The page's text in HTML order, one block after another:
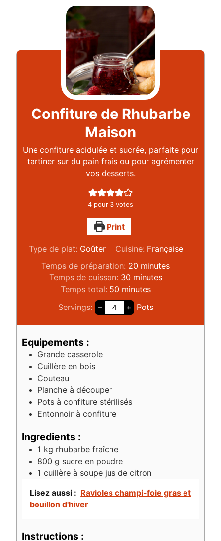
Confiture de Rhubarbe
Maison
Une confiture acidulée et sucrée, parfaite pour
tartiner sur du pain frais ou pour agrémenter
vos desserts.
4 pour 3 votes
Print
Type de plat: Goûter Cuisine: Française
Temps de préparation: 20 minutes
Temps de cuisson: 30 minutes
Temps total: 50 minutes
Servings: – + Pots
Equipements :
Grande casserole
Cuillère en bois
Couteau
Planche à découper
Pots à confiture stérilisés
Entonnoir à confiture
Ingredients :
1 kg rhubarbe fraîche
800 g sucre en poudre
1 cuillère à soupe jus de citron
Lisez aussi : Ravioles champi-foie gras et
bouillon d'hiver
Instructions :